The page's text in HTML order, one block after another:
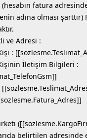
fatura
adına olması şarttır)
ve Adresi :
:
İletişim Bilgileri :
belirtilen adresinde